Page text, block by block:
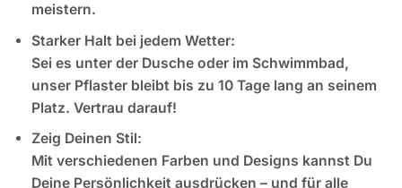
meistern.
Starker Halt bei jedem Wetter:
Sei es unter der Dusche oder im Schwimmbad,
unser Pflaster bleibt bis zu 10 Tage lang an seinem
Platz. Vertrau darauf!
Zeig Deinen Stil:
Mit verschiedenen Farben und Designs kannst Du
Deine Persönlichkeit ausdrücken – und für alle